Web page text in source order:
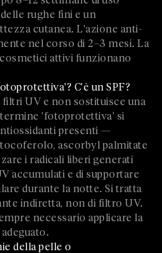
rughe fini e un
cutanea. L'azione anti-
nel corso di 2–3 mesi. La
attivi funzionano
C'è un SPF?
UV e non sostituisce una
'fotoprotettiva' si
presenti —
ascorbyl palmitate
i radicali liberi generati
accumulati e di supportare
durante la notte. Si tratta
indiretta, non di filtro UV.
necessario applicare la
della pelle o